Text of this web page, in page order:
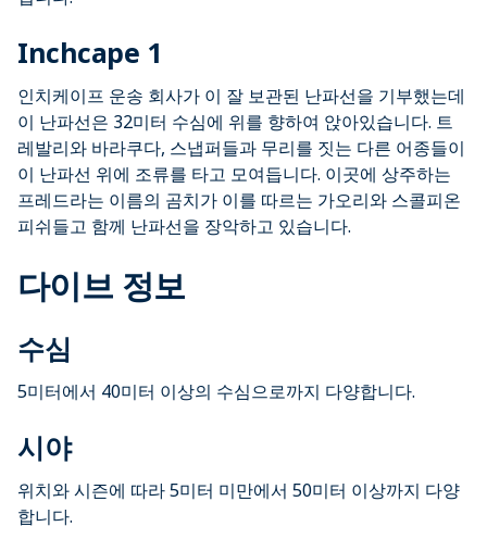
Inchcape 1
인치케이프 운송 회사가 이 잘 보관된 난파선을 기부했는데
이 난파선은 32미터 수심에 위를 향하여 앉아있습니다. 트
레발리와 바라쿠다, 스냅퍼들과 무리를 짓는 다른 어종들이
이 난파선 위에 조류를 타고 모여듭니다. 이곳에 상주하는
프레드라는 이름의 곰치가 이를 따르는 가오리와 스콜피온
피쉬들고 함께 난파선을 장악하고 있습니다.
다이브 정보
수심
5미터에서 40미터 이상의 수심으로까지 다양합니다.
시야
위치와 시즌에 따라 5미터 미만에서 50미터 이상까지 다양
합니다.